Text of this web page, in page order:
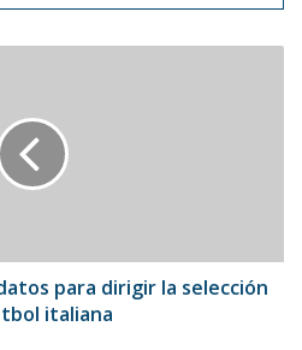
para dirigir la selección
italiana